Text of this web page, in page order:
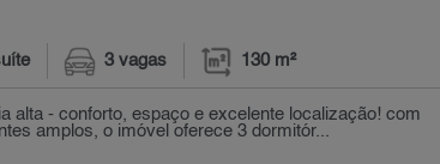
3 vagas 130 m²
alta - conforto, espaço e excelente localização! com
amplos, o imóvel oferece 3 dormitór...